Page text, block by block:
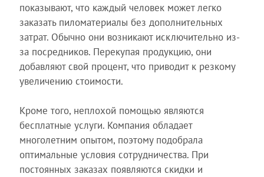
показывают, что каждый человек может легко
заказать пиломатериалы без дополнительных
затрат. Обычно они возникают исключительно из-
за посредников. Перекупая продукцию, они
добавляют свой процент, что приводит к резкому
увеличению стоимости.
Кроме того, неплохой помощью являются
бесплатные услуги. Компания обладает
многолетним опытом, поэтому подобрала
оптимальные условия сотрудничества. При
постоянных заказах появляются скидки и